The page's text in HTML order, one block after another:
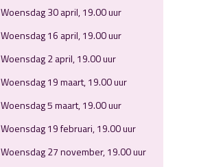
Woensdag 30 april, 19.00 uur
Woensdag 16 april, 19.00 uur
Woensdag 2 april, 19.00 uur
Woensdag 19 maart, 19.00 uur
Woensdag 5 maart, 19.00 uur
Woensdag 19 februari, 19.00 uur
Woensdag 27 november, 19.00 uur